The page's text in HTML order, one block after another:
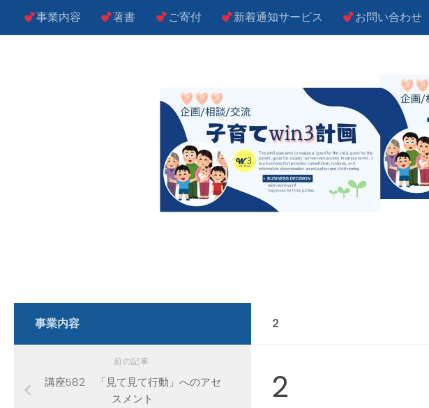
コンテンツへスキップ
事業内容 著書 ご寄付 新着通知サービス お問い合わせ
2
2
事業内容
前の記事
講座582 「見て見て行動」へのアセ
スメント